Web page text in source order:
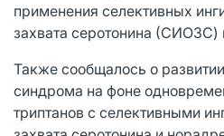
применения селективных
захвата серотонина (СИОЗС)
Также сообщалось о
синдрома на фоне
триптанов с селективными